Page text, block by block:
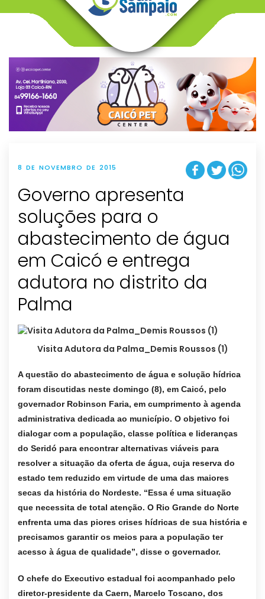
v
g
t
i
o
n
8 DE NOVEMBRO DE 2015
Governo apresenta
soluções para o
abastecimento de água
em Caicó e entrega
adutora no distrito da
Visita Adutora da Palma_Demis Roussos (1)
A questão do abastecimento de água e solução hídrica
foram discutidas neste domingo (8), em Caicó, pelo
governador Robinson Faria, em cumprimento à agenda
administrativa dedicada ao município. O objetivo foi
dialogar com a população, classe política e lideranças
do Seridó para encontrar alternativas viáveis para
resolver a situação da oferta de água, cuja reserva do
estado tem reduzido em virtude de uma das maiores
secas da história do Nordeste. “Essa é uma situação
que necessita de total atenção. O Rio Grande do Norte
enfrenta uma das piores crises hídricas de sua história e
precisamos garantir os meios para a população ter
acesso à água de qualidade”, disse o governador.
O chefe do Executivo estadual foi acompanhado pelo
diretor-presidente da Caern, Marcelo Toscano, dos